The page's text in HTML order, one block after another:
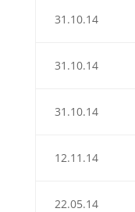
31.10.14
31.10.14
31.10.14
12.11.14
22.05.14